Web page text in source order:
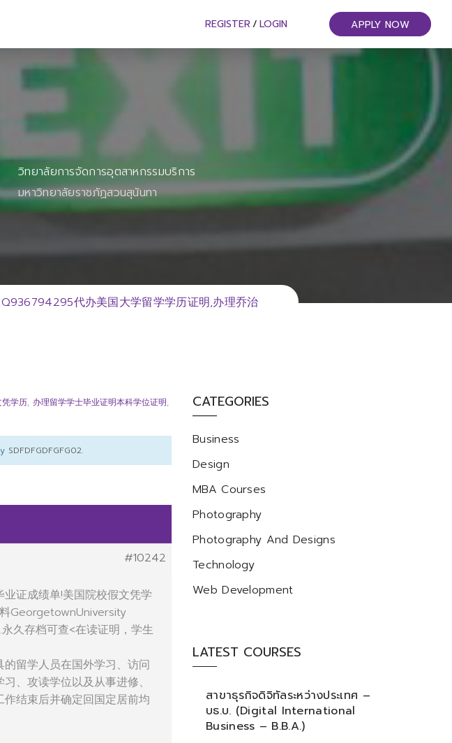
REGISTER / LOGIN APPLY NOW
วิทยาลัยการจัดการอุตสาหกรรมบริการ
มหาวิทยาลัยราชภัฏสวนสุนันทา
代办美国大学留学学历证明,办理乔治
学历, 办理留学学士毕业证明本科学位证明,
SDFDFGDFGFG02.
#10242
证成绩单!美国院校假文凭学
GeorgetownUniversity
久存档可查<在读证明，学生
留学人员在国外学习、访问
、攻读学位以及从事进修、
结束后并确定回国定居前均
CATEGORIES
Business
Design
MBA Courses
Photography
Photography And Designs
Technology
Web Development
LATEST COURSES
สาขาธุรกิจดิจิทัลระหว่างประเทศ –
บธ.บ. (Digital International
Business – B.B.A.)